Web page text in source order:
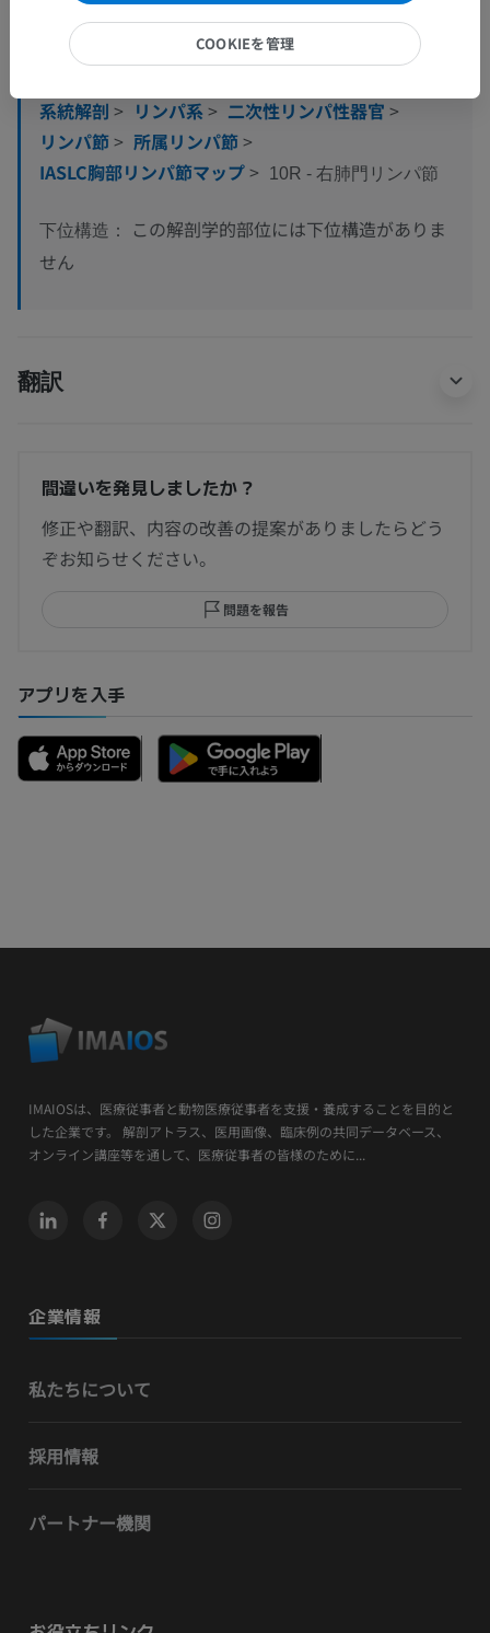
人体解剖学1
系統解剖 > リンパ系> 二次性リンパ性器官 >
リンパ節> 所属リンパ節>
IASLC胸部リンパ節マップ> 10R - 右肺門リンパ節
下位構造：
この解剖学的部位には下位構造がありま
せん
翻訳
間違いを発見しましたか？
修正や翻訳、内容の改善の提案がありましたらどう
ぞお知らせください。
問題を報告
アプリを入手
IMAIOSは、医療従事者と動物医療従事者を支援・養成することを目的と
した企業です。 解剖アトラス、医用画像、臨床例の共同データベース、
オンライン講座等を通して、医療従事者の皆様のために...
企業情報
私たちについて
採用情報
パートナー機関
COOKIEを管理